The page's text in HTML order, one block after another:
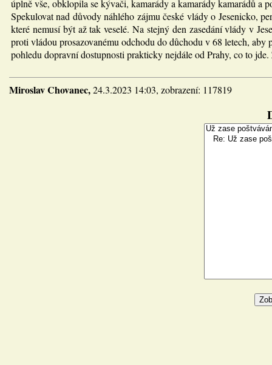
úplně vše, obklopila se kývači, kamarády a kamarády kamarádů a
Spekulovat nad důvody náhlého zájmu české vlády o Jesenicko,
které nemusí být až tak veselé. Na stejný den zasedání vlády v
proti vládou prosazovanému odchodu do důchodu v 68 letech,
pohledu dopravní dostupnosti prakticky nejdále od Prahy, co to
Miroslav Chovanec,24.3.2023 14:03, zobrazení: 117819